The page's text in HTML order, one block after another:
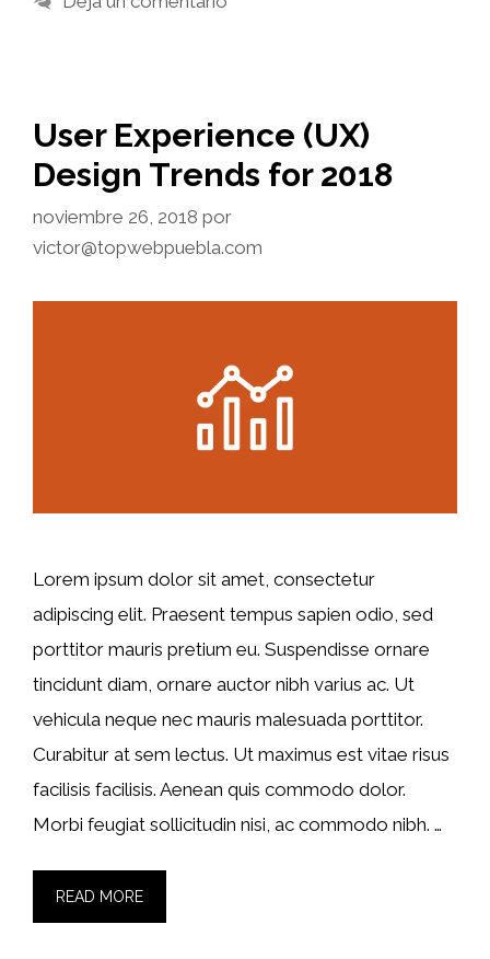
User Experience (UX)
Design Trends for 2018
noviembre 26, 2018 por
victor@topwebpuebla.com
Lorem ipsum dolor sit amet, consectetur
adipiscing elit. Praesent tempus sapien odio, sed
porttitor mauris pretium eu. Suspendisse ornare
tincidunt diam, ornare auctor nibh varius ac. Ut
vehicula neque nec mauris malesuada porttitor.
Curabitur at sem lectus. Ut maximus est vitae risus
facilisis facilisis. Aenean quis commodo dolor.
Morbi feugiat sollicitudin nisi, ac commodo nibh. …
READ MORE